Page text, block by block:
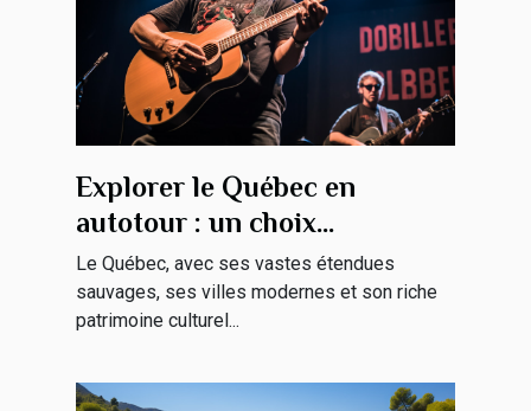
Explorer le Québec en
autotour : un choix
économique pour les familles
Le Québec, avec ses vastes étendues
sauvages, ses villes modernes et son riche
patrimoine culturel...